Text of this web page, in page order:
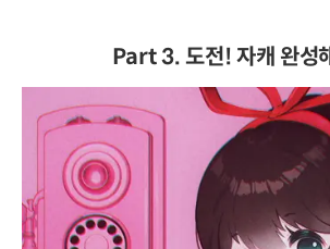
Part 3. 도전! 자캐 완성